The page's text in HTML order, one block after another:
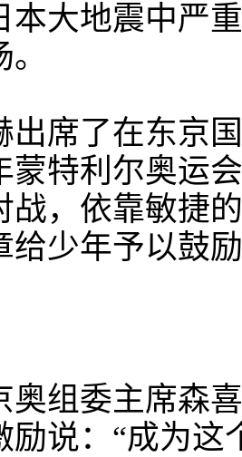
本大地震中严
出席了在东京
蒙特利尔奥运
战，依靠敏捷
给少年予以鼓
奥组委主席森
励说：“成为